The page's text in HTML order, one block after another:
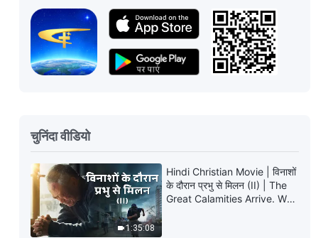
1:05:33
सर्वशक्तिमान परमेश्वर के वचन "अगुआओं
और कार्यकर्ताओं की जिम्मेदारियाँ (22)"
(खंड दो)
(खंड तीन)
सर्वशक्तिमान परमेश्वर के वचन "अगुआओं
और कार्यकर्ताओं की जिम्मेदारियाँ (23)"
(खंड एक)
चुनिंदा वीडियो
1:35:08
Hindi Christian Movie | विनाशों
के दौरान प्रभु से मिलन (II) | The
Great Calamities Arrive. Who